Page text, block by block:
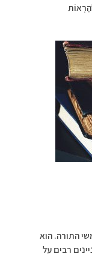
התורה. הוא
רבים על